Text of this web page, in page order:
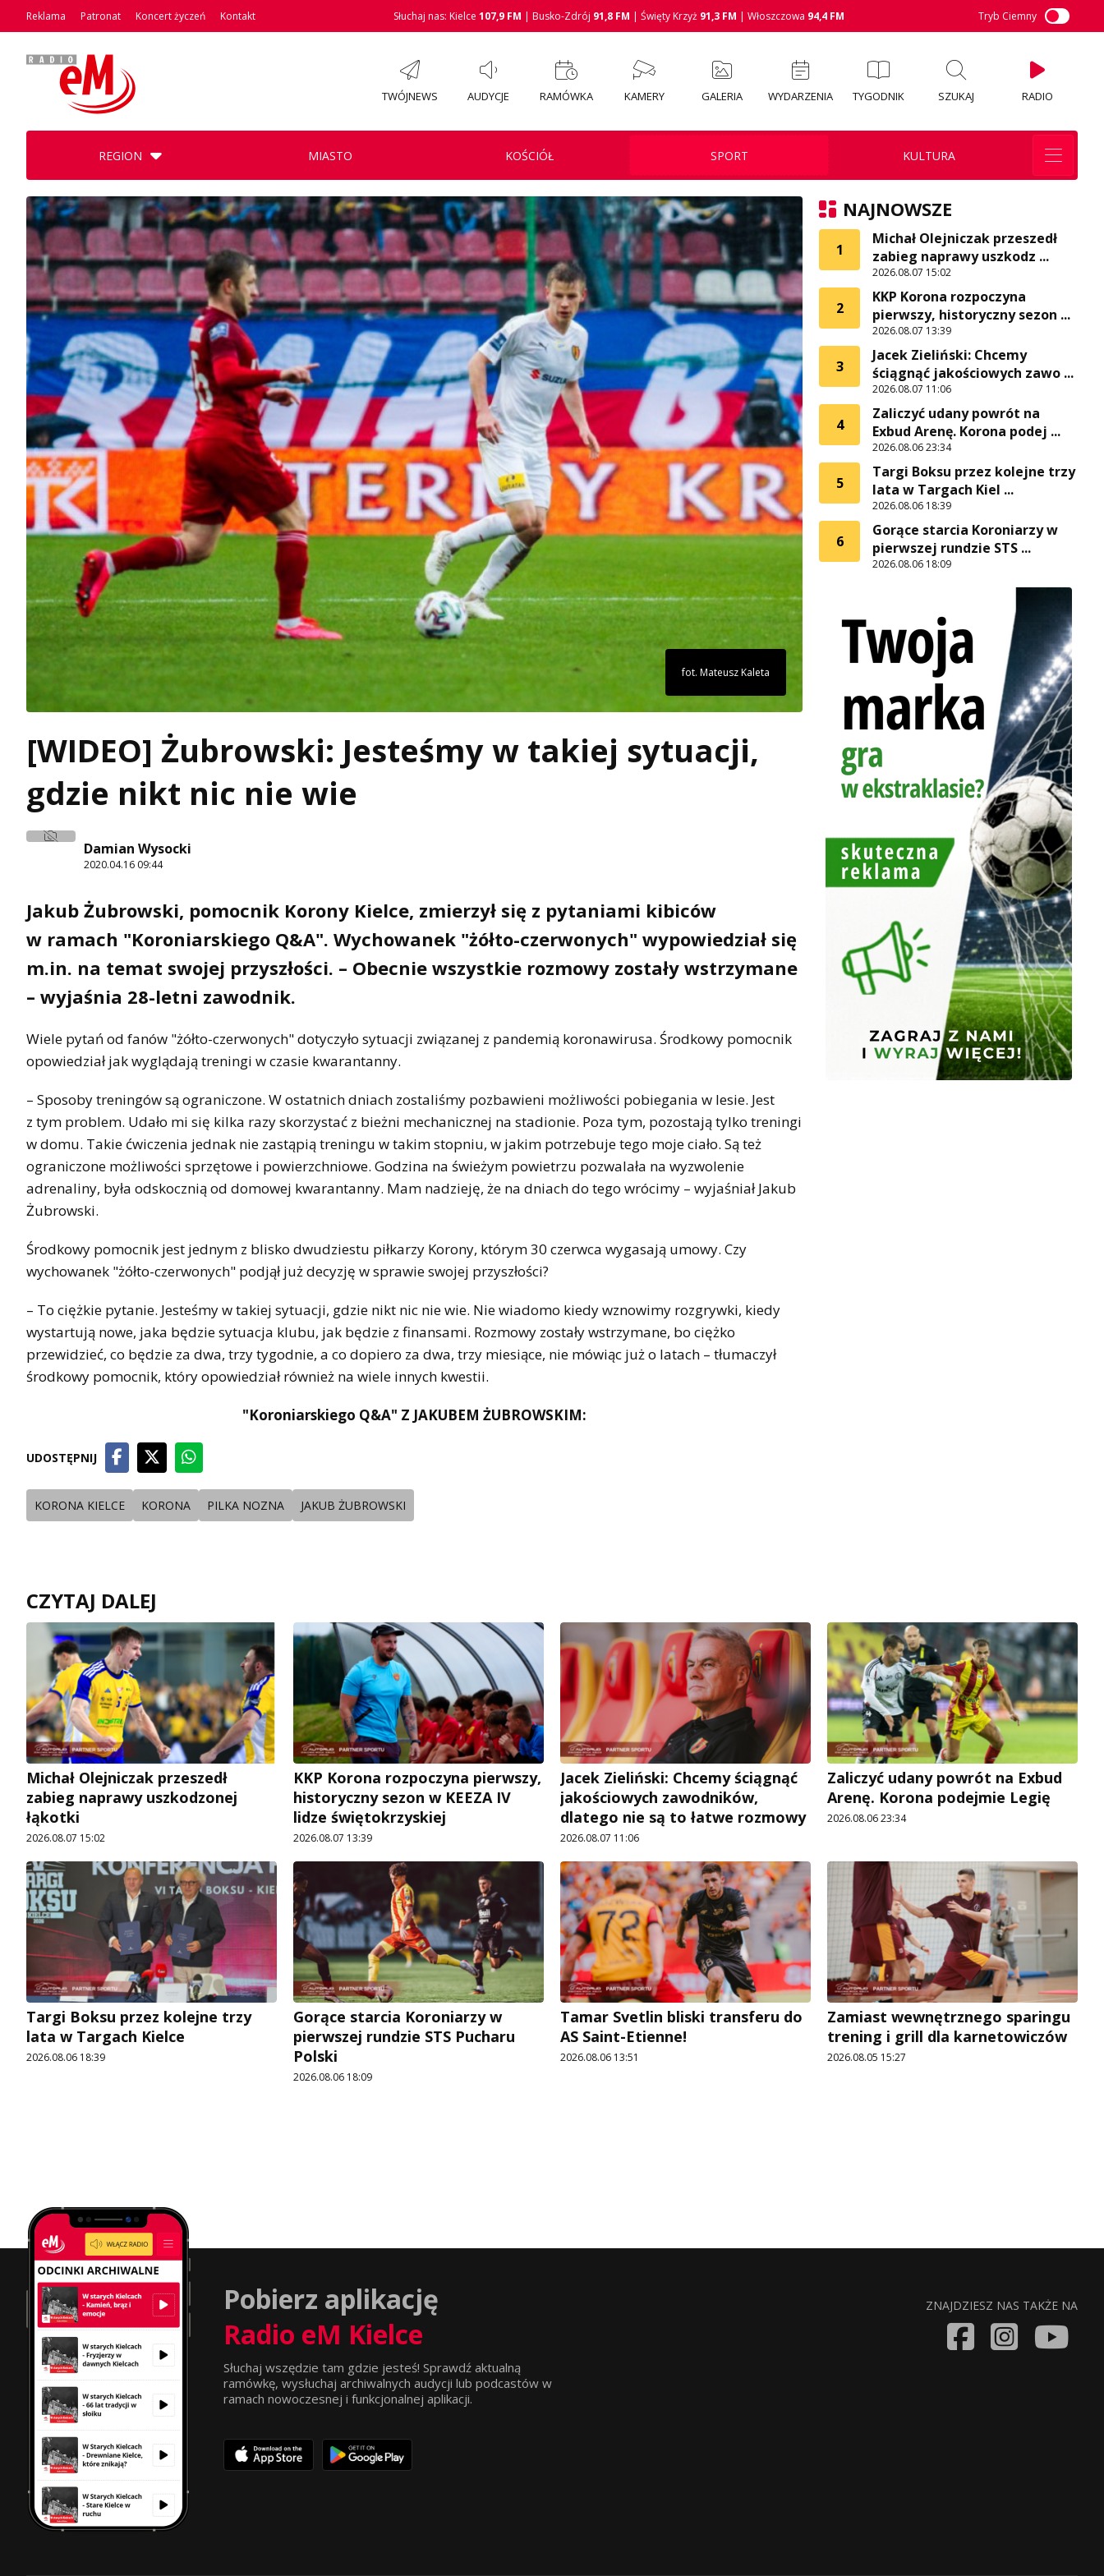
Reklama Patronat Koncert życzeń Kontakt Słuchaj nas: Kielce 107,9 FM | Busko-Zdrój 91,8 FM | Święty Krzyż 91,3 FM | Włoszczowa 94,4 FM Tryb Ciemny
TWÓJNEWS AUDYCJE RAMÓWKA KAMERY GALERIA WYDARZENIA TYGODNIK SZUKAJ RADIO
REGION MIASTO KOŚCIÓŁ SPORT KULTURA
fot. Mateusz Kaleta
[WIDEO] Żubrowski: Jesteśmy w takiej sytuacji,
gdzie nikt nic nie wie
Damian Wysocki
2020.04.16 09:44
Jakub Żubrowski, pomocnik Korony Kielce, zmierzył się z pytaniami kibiców
w ramach "Koroniarskiego Q&A". Wychowanek "żółto-czerwonych" wypowiedział się
m.in. na temat swojej przyszłości. – Obecnie wszystkie rozmowy zostały wstrzymane
– wyjaśnia 28-letni zawodnik.
Wiele pytań od fanów "żółto-czerwonych" dotyczyło sytuacji związanej z pandemią koronawirusa. Środkowy pomocnik
opowiedział jak wyglądają treningi w czasie kwarantanny.
– Sposoby treningów są ograniczone. W ostatnich dniach zostaliśmy pozbawieni możliwości pobiegania w lesie. Jest
z tym problem. Udało mi się kilka razy skorzystać z bieżni mechanicznej na stadionie. Poza tym, pozostają tylko treningi
w domu. Takie ćwiczenia jednak nie zastąpią treningu w takim stopniu, w jakim potrzebuje tego moje ciało. Są też
ograniczone możliwości sprzętowe i powierzchniowe. Godzina na świeżym powietrzu pozwalała na wyzwolenie
adrenaliny, była odskocznią od domowej kwarantanny. Mam nadzieję, że na dniach do tego wrócimy – wyjaśniał Jakub
Żubrowski.
Środkowy pomocnik jest jednym z blisko dwudziestu piłkarzy Korony, którym 30 czerwca wygasają umowy. Czy
wychowanek "żółto-czerwonych" podjął już decyzję w sprawie swojej przyszłości?
– To ciężkie pytanie. Jesteśmy w takiej sytuacji, gdzie nikt nic nie wie. Nie wiadomo kiedy wznowimy rozgrywki, kiedy
wystartują nowe, jaka będzie sytuacja klubu, jak będzie z finansami. Rozmowy zostały wstrzymane, bo ciężko
przewidzieć, co będzie za dwa, trzy tygodnie, a co dopiero za dwa, trzy miesiące, nie mówiąc już o latach – tłumaczył
środkowy pomocnik, który opowiedział również na wiele innych kwestii.
"Koroniarskiego Q&A" Z JAKUBEM ŻUBROWSKIM:
UDOSTĘPNIJ
KORONA KIELCE KORONA PILKA NOZNA JAKUB ŻUBROWSKI
NAJNOWSZE
1
Michał Olejniczak przeszedł
zabieg naprawy uszkodz ...
2026.08.07 15:02
2
KKP Korona rozpoczyna
pierwszy, historyczny sezon ...
2026.08.07 13:39
3
Jacek Zieliński: Chcemy
ściągnąć jakościowych zawo ...
2026.08.07 11:06
4
Zaliczyć udany powrót na
Exbud Arenę. Korona podej ...
2026.08.06 23:34
5
Targi Boksu przez kolejne trzy
lata w Targach Kiel ...
2026.08.06 18:39
6
Gorące starcia Koroniarzy w
pierwszej rundzie STS ...
2026.08.06 18:09
CZYTAJ DALEJ
Michał Olejniczak przeszedł
zabieg naprawy uszkodzonej
łąkotki
2026.08.07 15:02
KKP Korona rozpoczyna pierwszy,
historyczny sezon w KEEZA IV
lidze świętokrzyskiej
2026.08.07 13:39
Jacek Zieliński: Chcemy ściągnąć
jakościowych zawodników,
dlatego nie są to łatwe rozmowy
2026.08.07 11:06
Zaliczyć udany powrót na Exbud
Arenę. Korona podejmie Legię
2026.08.06 23:34
Targi Boksu przez kolejne trzy
lata w Targach Kielce
2026.08.06 18:39
Gorące starcia Koroniarzy w
pierwszej rundzie STS Pucharu
Polski
2026.08.06 18:09
Tamar Svetlin bliski transferu do
AS Saint-Etienne!
2026.08.06 13:51
Zamiast wewnętrznego sparingu
trening i grill dla karnetowiczów
2026.08.05 15:27
Pobierz aplikację
Radio eM Kielce
Słuchaj wszędzie tam gdzie jesteś! Sprawdź aktualną
ramówkę, wysłuchaj archiwalnych audycji lub podcastów w
ramach nowoczesnej i funkcjonalnej aplikacji.
ZNAJDZIESZ NAS TAKŻE NA